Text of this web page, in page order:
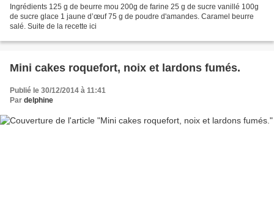
Ingrédients 125 g de beurre mou 200g de farine 25 g de sucre vanillé 100g
de sucre glace 1 jaune d’œuf 75 g de poudre d'amandes. Caramel beurre
salé. Suite de la recette ici
Mini cakes roquefort, noix et lardons fumés.
Publié le 30/12/2014 à 11:41
Par delphine